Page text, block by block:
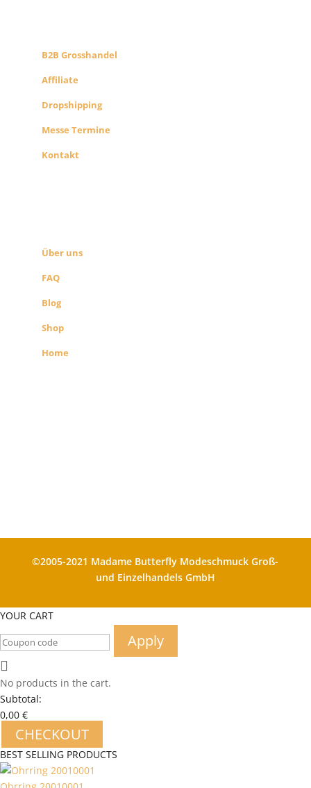
B2B Grosshandel
Affiliate
Dropshipping
Messe Termine
Kontakt
Über uns
FAQ
Blog
Shop
Home
©2005-2021 Madame Butterfly Modeschmuck Groß-
und Einzelhandels GmbH
YOUR CART
Apply
No products in the cart.
Subtotal:
0,00 €
CHECKOUT
BEST SELLING PRODUCTS